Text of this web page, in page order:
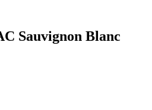
Sauvignon Blanc